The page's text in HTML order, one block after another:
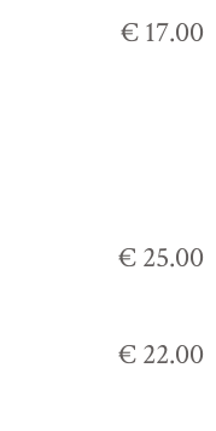
€ 17.00
€ 25.00
€ 22.00